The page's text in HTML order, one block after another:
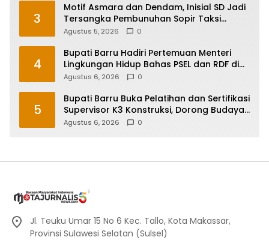
3
Motif Asmara dan Dendam, Inisial SD Jadi
Tersangka Pembunuhan Sopir Taksi
Online di Maros
Agustus 5, 2026 0
4
Bupati Barru Hadiri Pertemuan Menteri
Lingkungan Hidup Bahas PSEL dan RDF di
Sulsel
Agustus 6, 2026 0
5
Bupati Barru Buka Pelatihan dan Sertifikasi
Supervisor K3 Konstruksi, Dorong Budaya
Zero Accident
Agustus 6, 2026 0
Jl. Teuku Umar 15 No 6 Kec. Tallo, Kota Makassar,
Provinsi Sulawesi Selatan (Sulsel)